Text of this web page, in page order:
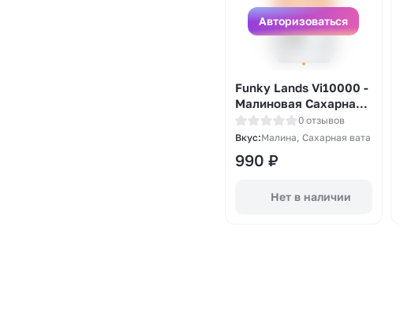
Авторизоваться
Funky Lands Vi10000 -
Малиновая Сахарная
Вата (Raspberry P&B)
0 отзывов
Вкус:Малина, Сахарная вата
990 ₽
Нет в наличии